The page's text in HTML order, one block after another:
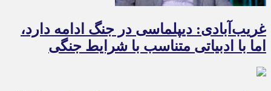
غریب‌آبادی: دیپلماسی در جنگ ادامه دارد،
اما با ادبیاتی متناسب با شرایط جنگی